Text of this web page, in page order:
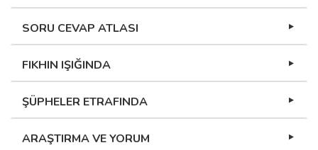
SORU CEVAP ATLASI
FIKHIN IŞIĞINDA
ŞÜPHELER ETRAFINDA
ARAŞTIRMA VE YORUM